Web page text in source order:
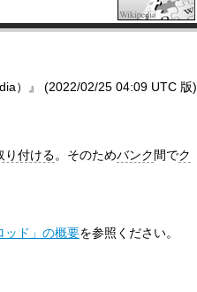
）』 (2022/02/25 04:09 UTC 版)
り付ける。そのためバンク間でク
ッド」の概要を参照ください。